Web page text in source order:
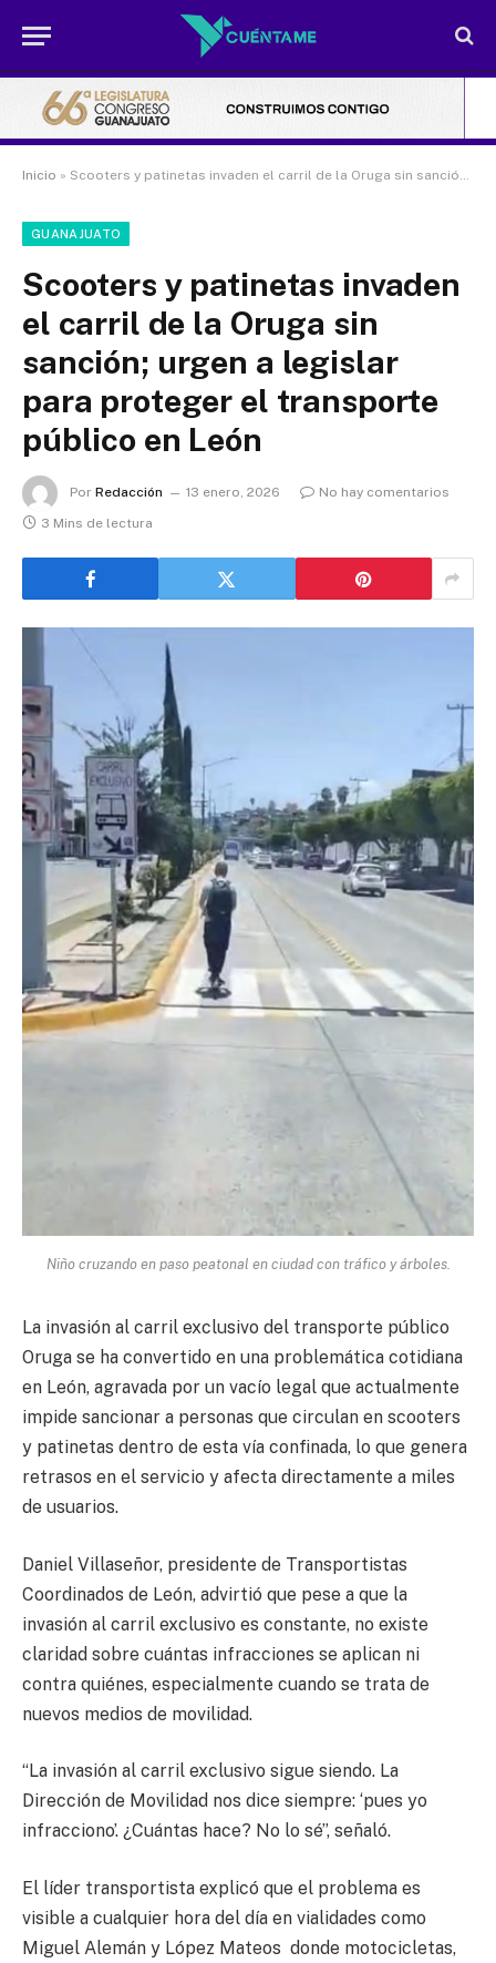
Inicio » Scooters y patinetas invaden el carril de la Oruga sin sanción; urgen a legislar para proteger el transporte público en León
GUANAJUATO
Scooters y patinetas invaden
el carril de la Oruga sin
sanción; urgen a legislar
para proteger el transporte
público en León
Por Redacción 13 enero, 2026
No hay comentarios
3 Mins de lectura
Niño cruzando en paso peatonal en ciudad con tráfico y árboles.
La invasión al carril exclusivo del transporte público
Oruga se ha convertido en una problemática cotidiana
en León, agravada por un vacío legal que actualmente
impide sancionar a personas que circulan en scooters
y patinetas dentro de esta vía confinada, lo que genera
retrasos en el servicio y afecta directamente a miles
de usuarios.
Daniel Villaseñor, presidente de Transportistas
Coordinados de León, advirtió que pese a que la
invasión al carril exclusivo es constante, no existe
claridad sobre cuántas infracciones se aplican ni
contra quiénes, especialmente cuando se trata de
nuevos medios de movilidad.
“La invasión al carril exclusivo sigue siendo. La
Dirección de Movilidad nos dice siempre: ‘pues yo
infracciono’. ¿Cuántas hace? No lo sé”, señaló.
El líder transportista explicó que el problema es
visible a cualquier hora del día en vialidades como
Miguel Alemán y López Mateos donde motocicletas,